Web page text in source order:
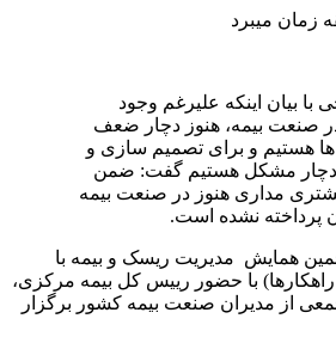
با بیان اینکه علیرغم وجود
صنعت بیمه، هنوز دچار ضعف
ها هستیم و برای تصمیم سازی و
دچار مشکل هستیم گفت: ضمن
مداری هنوز در صنعت بیمه
پرداخته نشده است.
همایش مدیریت ریسک و بیمه با
راهکارها) با حضور رییس کل بیمه مرکزی،
از مدیران صنعت بیمه کشور برگزار